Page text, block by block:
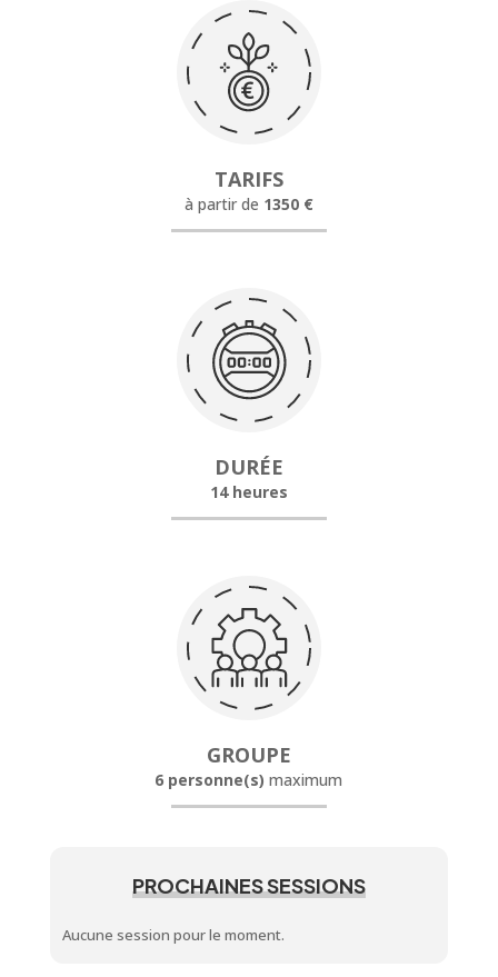
TARIFS
à partir de 1350 €
DURÉE
14 heures
GROUPE
6 personne(s) maximum
PROCHAINES SESSIONS
Aucune session pour le moment.